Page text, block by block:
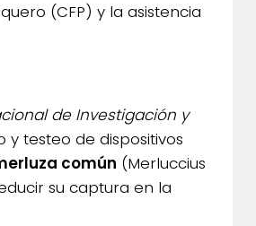
(CFP) y la asistencia
de Investigación y
y testeo de dispositivos
común (Merluccius
su captura en la